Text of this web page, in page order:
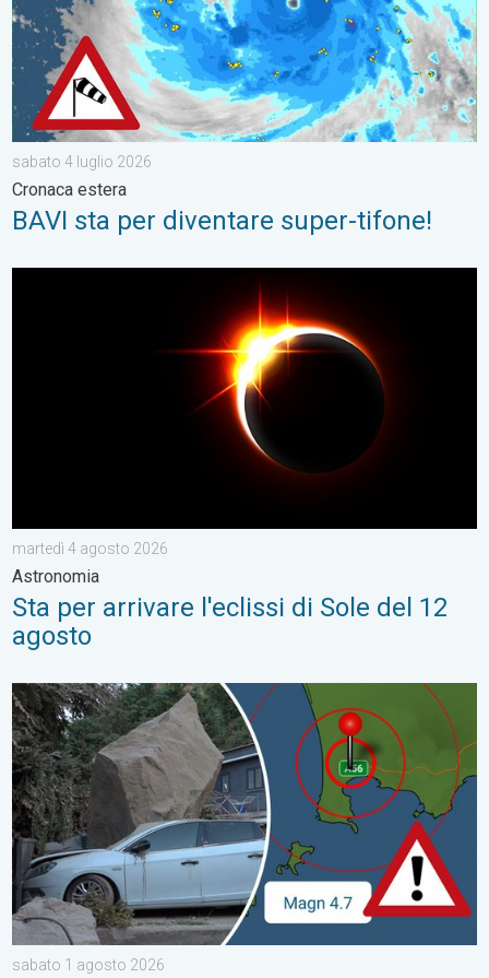
sabato 4 luglio 2026
Cronaca estera
BAVI sta per diventare super-tifone!
Sta per arrivare l'eclissi di Sole del 12 agosto. Astronomia. .
martedì 4 agosto 2026
Astronomia
Sta per arrivare l'eclissi di Sole del 12
agosto
La terra trema su Pozzuoli (NA), numerosi danni. Geologia e
sabato 1 agosto 2026